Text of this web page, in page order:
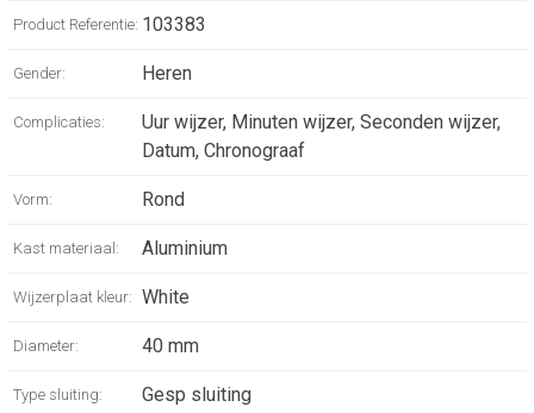
yet striking, Bvlgari Aluminium keeps
boldness and strength that feels refreshing
and incredibly modern.
Bvlgari Aluminium watch with mechanical
chronograph, 40 mm aluminium and titanium
case, black rubber bezel with BVLGARI
and black rubber bracelet. Water resistant up
Product Referentie: 103383
Gender: Heren
Complicaties:
Uur wijzer, Minuten wijzer, Seconden wijzer,
Datum, Chronograaf
Vorm: Rond
Kast materiaal: Aluminium
Wijzerplaat kleur: White
Diameter: 40 mm
Type sluiting: Gesp sluiting